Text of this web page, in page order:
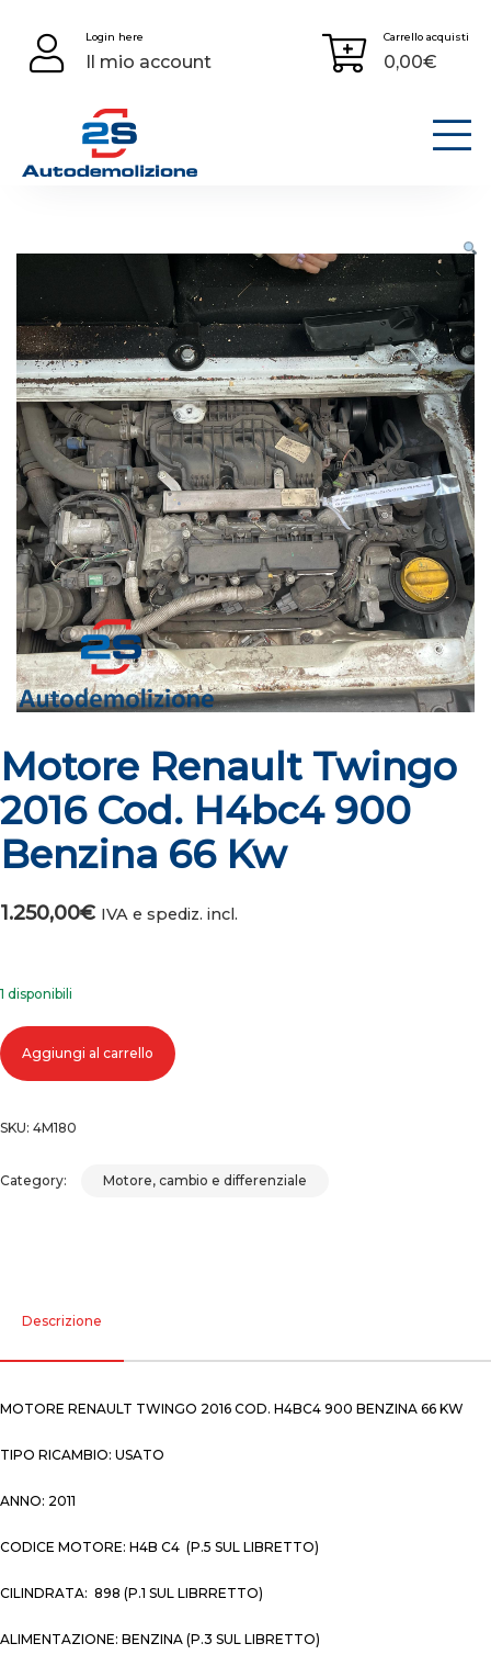
content
Login here
Il mio account
Carrello acquisti
0,00€
Motore Renault Twingo
2016 Cod. H4bc4 900
Benzina 66 Kw
1.250,00€ IVA e spediz. incl.
1 disponibili
Motore renault twingo 2016 cod. h4bc4 900 benzina 66 kw quantità
Aggiungi al carrello
SKU: 4M180
Category: Motore, cambio e differenziale
Descrizione
MOTORE RENAULT TWINGO 2016 COD. H4BC4 900 BENZINA 66 KW
TIPO RICAMBIO: USATO
ANNO: 2011
CODICE MOTORE: H4B C4 (P.5 SUL LIBRETTO)
CILINDRATA: 898 (P.1 SUL LIBRRETTO)
ALIMENTAZIONE: BENZINA (P.3 SUL LIBRETTO)